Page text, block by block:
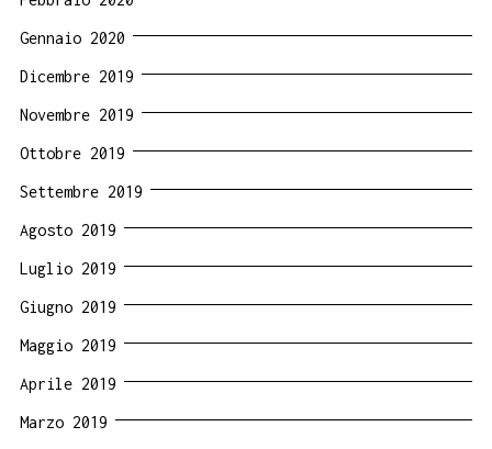
Gennaio 2020
Dicembre 2019
Novembre 2019
Ottobre 2019
Settembre 2019
Agosto 2019
Luglio 2019
Giugno 2019
Maggio 2019
Aprile 2019
Marzo 2019